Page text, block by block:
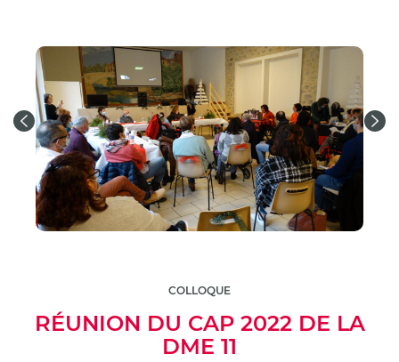
Previous
COLLOQUE
RÉUNION DU CAP 2022 DE LA
DME 11